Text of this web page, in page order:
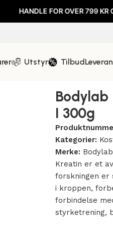
FOR OVER 799 KR OG FÅ
Utstyr Tilbud
I 300g
Kategorier:
Merke: Bodylab
Kreatin er et
forskningen er
i kroppen,
forbindelse
styrketrening,